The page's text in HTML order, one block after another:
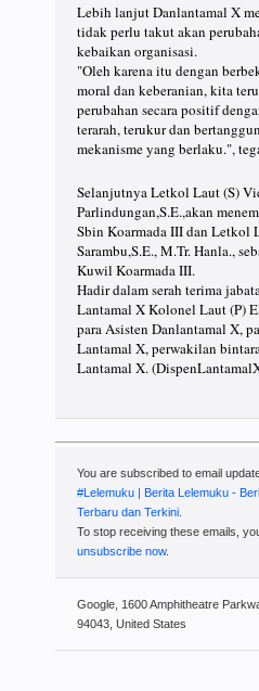
Lebih lanjut Danlantamal X
tidak perlu takut akan
kebaikan organisasi.
"Oleh karena itu dengan
moral dan keberanian, kita
perubahan secara positif
terarah, terukur dan
mekanisme yang berlaku.",
Selanjutnya Letkol Laut (S)
Parlindungan,S.E.,akan
Sbin Koarmada III dan Letkol
Sarambu,S.E., M.Tr. Hanla.,
Kuwil Koarmada III.
Hadir dalam serah terima
Lantamal X Kolonel Laut (P)
para Asisten Danlantamal X,
Lantamal X, perwakilan
Lantamal X.
You are subscribed to email
#Lelemuku | Berita Lelemuku -
Terbaru dan Terkini
To stop receiving these emails,
unsubscribe now.
Google, 1600 Amphitheatre
94043, United States